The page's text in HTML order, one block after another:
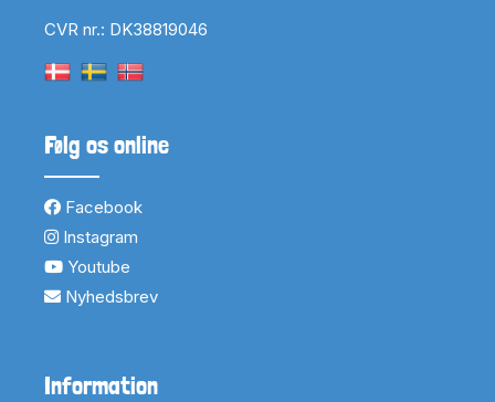
CVR nr.: DK38819046
Følg os online
Facebook
Instagram
Youtube
Nyhedsbrev
Information